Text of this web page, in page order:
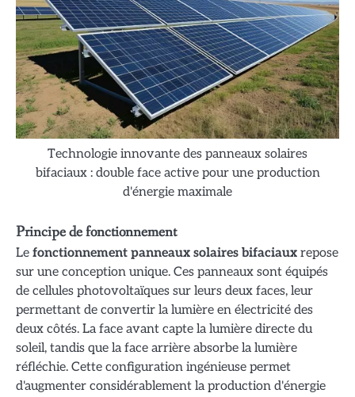
Technologie innovante des panneaux solaires
bifaciaux : double face active pour une production
d'énergie maximale
Principe de fonctionnement
Le fonctionnement panneaux solaires bifaciaux repose
sur une conception unique. Ces panneaux sont équipés
de cellules photovoltaïques sur leurs deux faces, leur
permettant de convertir la lumière en électricité des
deux côtés. La face avant capte la lumière directe du
soleil, tandis que la face arrière absorbe la lumière
réfléchie. Cette configuration ingénieuse permet
d'augmenter considérablement la production d'énergie